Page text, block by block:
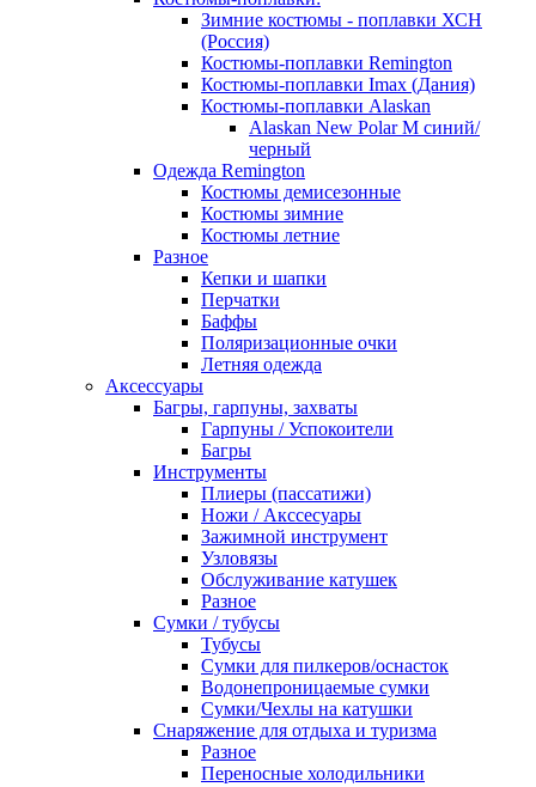
Зимние костюмы - поплавки ХСН
(Россия)
Костюмы-поплавки Remington
Костюмы-поплавки Imax (Дания)
Костюмы-поплавки Alaskan
Alaskan New Polar M синий/
черный
Одежда Remington
Костюмы демисезонные
Костюмы зимние
Костюмы летние
Разное
Кепки и шапки
Перчатки
Баффы
Поляризационные очки
Летняя одежда
Аксессуары
Багры, гарпуны, захваты
Гарпуны / Успокоители
Багры
Инструменты
Плиеры (пассатижи)
Ножи / Акссесуары
Зажимной инструмент
Узловязы
Обслуживание катушек
Разное
Сумки / тубусы
Тубусы
Сумки для пилкеров/оснасток
Водонепроницаемые сумки
Сумки/Чехлы на катушки
Снаряжение для отдыха и туризма
Разное
Переносные холодильники